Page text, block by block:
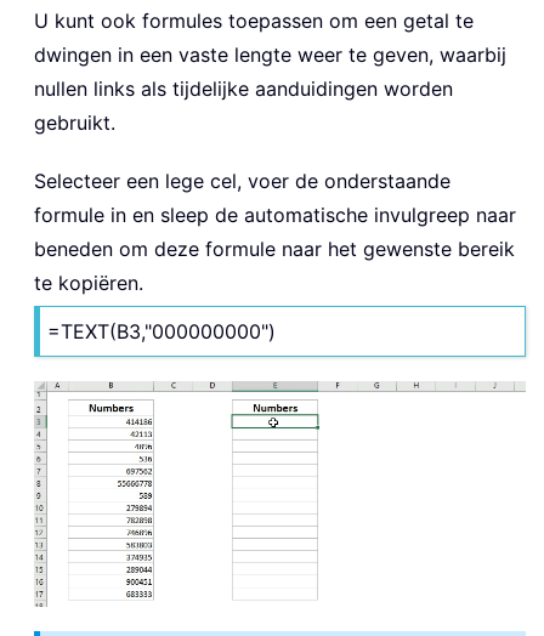
U kunt ook formules toepassen om een getal te
dwingen in een vaste lengte weer te geven, waarbij
nullen links als tijdelijke aanduidingen worden
gebruikt.
Selecteer een lege cel, voer de onderstaande
formule in en sleep de automatische invulgreep naar
beneden om deze formule naar het gewenste bereik
te kopiëren.
=TEXT(B3,"000000000")